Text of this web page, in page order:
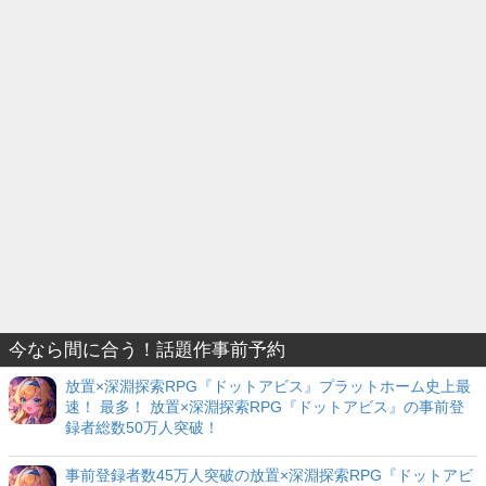
今なら間に合う！話題作事前予約
放置×深淵探索RPG『ドットアビス』プラットホーム史上最
速！ 最多！ 放置×深淵探索RPG『ドットアビス』の事前登
録者総数50万人突破！
事前登録者数45万人突破の放置×深淵探索RPG『ドットアビ